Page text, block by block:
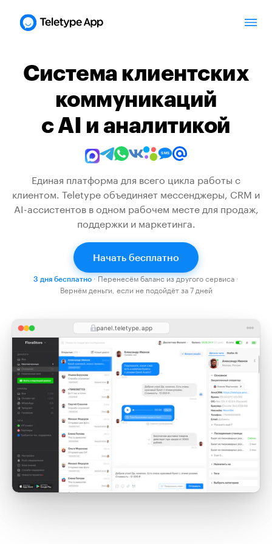
Система клиентских
коммуникаций
с AI и аналитикой
Единая платформа для всего цикла работы с
клиентом. Teletype объединяет мессенджеры, CRM и
AI-ассистентов в одном рабочем месте для продаж,
поддержки и маркетинга.
Начать бесплатно
3 дня бесплатно· Перенесём баланс из другого сервиса ·
Вернём деньги, если не подойдёт за 7 дней
panel.teletype.app